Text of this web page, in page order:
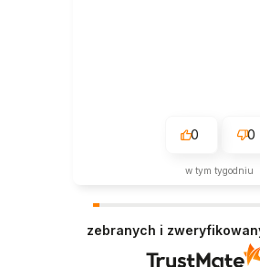
0 0
w tym tygodniu
zebranych i